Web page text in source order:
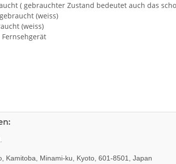
( gebrauchter Zustand bedeutet auch das
(weiss)
(weiss)
Kamitoba, Minami-ku, Kyoto, 601-8501, Japan